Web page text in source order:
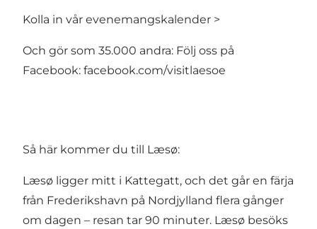
Kolla in vår evenemangskalender >
Och gör som 35.000 andra: Följ oss på
Facebook: facebook.com/visitlaesoe
Så här kommer du till Læsø:
Læsø ligger mitt i Kattegatt, och det går en färja
från Frederikshavn på Nordjylland flera gånger
om dagen – resan tar 90 minuter. Læsø besöks